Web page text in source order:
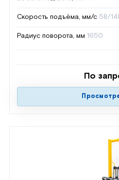
Скорость подъёма, мм/с 58/
Радиус поворота, мм 1650
По